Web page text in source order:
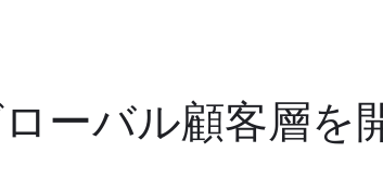
ーバル顧客層を